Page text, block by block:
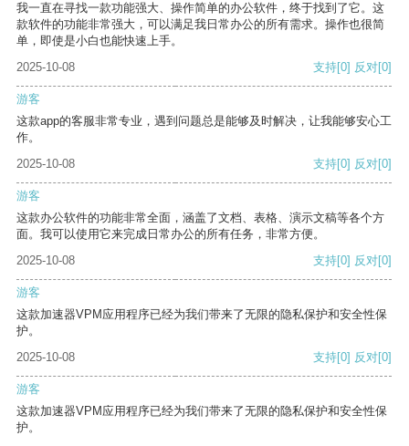
我一直在寻找一款功能强大、操作简单的办公软件，终于找到了它。这
款软件的功能非常强大，可以满足我日常办公的所有需求。操作也很简
单，即使是小白也能快速上手。
2025-10-08
支持[0] 反对[0]
游客
这款app的客服非常专业，遇到问题总是能够及时解决，让我能够安心工
作。
2025-10-08
支持[0] 反对[0]
游客
这款办公软件的功能非常全面，涵盖了文档、表格、演示文稿等各个方
面。我可以使用它来完成日常办公的所有任务，非常方便。
2025-10-08
支持[0] 反对[0]
游客
这款加速器VPM应用程序已经为我们带来了无限的隐私保护和安全性保
护。
2025-10-08
支持[0] 反对[0]
游客
这款加速器VPM应用程序已经为我们带来了无限的隐私保护和安全性保
护。